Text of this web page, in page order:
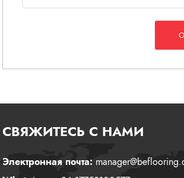
СВЯЖИТЕСЬ С НАМИ
Электронная почта: